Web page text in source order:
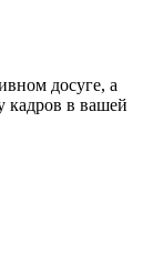
досуге, а
кадров в вашей